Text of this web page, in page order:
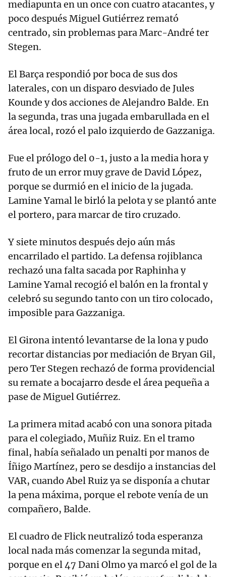
mediapunta en un once con cuatro atacantes, y
poco después Miguel Gutiérrez remató
centrado, sin problemas para Marc-André ter
Stegen.
El Barça respondió por boca de sus dos
laterales, con un disparo desviado de Jules
Kounde y dos acciones de Alejandro Balde. En
la segunda, tras una jugada embarullada en el
área local, rozó el palo izquierdo de Gazzaniga.
Fue el prólogo del 0-1, justo a la media hora y
fruto de un error muy grave de David López,
porque se durmió en el inicio de la jugada.
Lamine Yamal le birló la pelota y se plantó ante
el portero, para marcar de tiro cruzado.
Y siete minutos después dejo aún más
encarrilado el partido. La defensa rojiblanca
rechazó una falta sacada por Raphinha y
Lamine Yamal recogió el balón en la frontal y
celebró su segundo tanto con un tiro colocado,
imposible para Gazzaniga.
El Girona intentó levantarse de la lona y pudo
recortar distancias por mediación de Bryan Gil,
pero Ter Stegen rechazó de forma providencial
su remate a bocajarro desde el área pequeña a
pase de Miguel Gutiérrez.
La primera mitad acabó con una sonora pitada
para el colegiado, Muñiz Ruiz. En el tramo
final, había señalado un penalti por manos de
Íñigo Martínez, pero se desdijo a instancias del
VAR, cuando Abel Ruiz ya se disponía a chutar
la pena máxima, porque el rebote venía de un
compañero, Balde.
El cuadro de Flick neutralizó toda esperanza
local nada más comenzar la segunda mitad,
porque en el 47 Dani Olmo ya marcó el gol de la